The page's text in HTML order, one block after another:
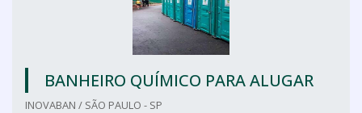
BANHEIRO QUÍMICO PARA ALUGAR
INOVABAN / SÃO PAULO - SP